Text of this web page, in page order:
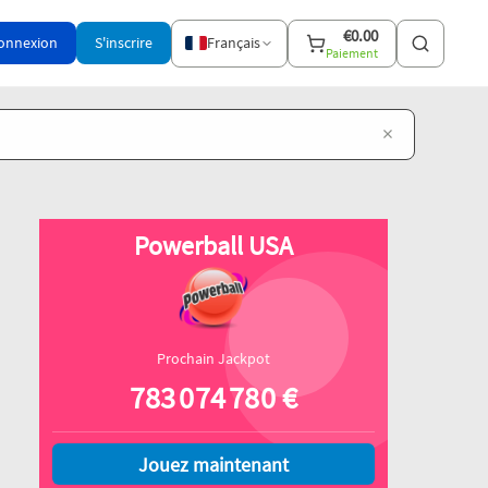
S'inscrire Français €0.00
Paiement
×
Powerball USA
Prochain Jackpot
783 074 780€
Jouez maintenant